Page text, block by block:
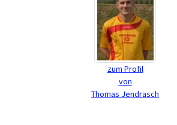
zum Profil
von
Thomas Jendrasch